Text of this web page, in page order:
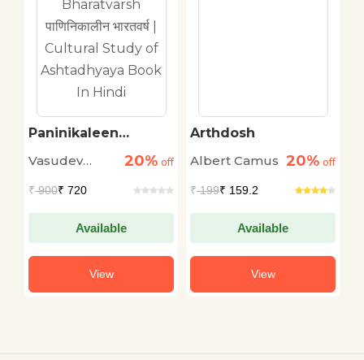
Paninikaleen
पाणिनिकालीन भारतवर्ष |
Ashtadhyaya Book
In Hindi
Vasudev
20% off
₹900₹ 720
Available
View
Arthdosh
Albert Camus 20% off
₹199₹ 159.2
Available
View